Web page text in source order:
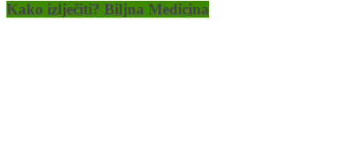
Kako izlječiti? Biljna Medicina